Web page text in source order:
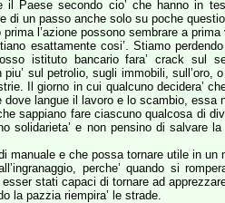
il Paese secondo cio’ che hanno in
di un passo anche solo su poche
l’azione possono sembrare a
esattamente cosi’. Stiamo
istituto bancario fara’ crack sul
piu’ sul petrolio, sugli immobili,
Il giorno in cui qualcuno decidera’
dove langue il lavoro e lo scambio, essa
sappiano fare ciascuno qualcosa di
solidarieta’ e non pensino di salvare
manuale e che possa tornare utile in un
perche’ quando si
stati capaci di tornare ad
la pazzia riempira’ le strade.